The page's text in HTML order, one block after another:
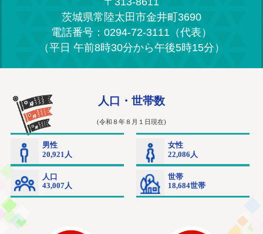
茨城県常陸太田市金井町3690
電話番号：0294-72-3111（代表）
（平日 午前8時30分から午後5時15分）